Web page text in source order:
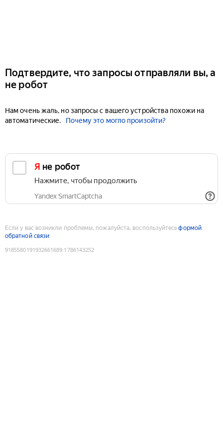
Подтвердите, что запросы отправляли вы, а
не робот
Нам очень жаль, но запросы с вашего устройства похожи на
автоматические.
Почему это могло произойти?
Я не робот
Нажмите, чтобы продолжить
Yandex SmartCaptcha
Если у вас возникли проблемы, пожалуйста, воспользуйтесьформой
обратной связи
9185580191932661689:1786143252